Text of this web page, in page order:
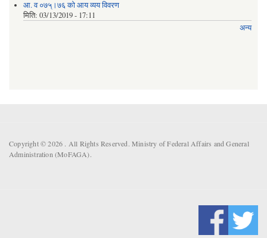
आ. व ०७५्।७६ को आय व्यय विवरण
मिति: 03/13/2019 - 17:11
अन्य
Copyright © 2026 . All Rights Reserved. Ministry of Federal Affairs and General
Administration (MoFAGA).